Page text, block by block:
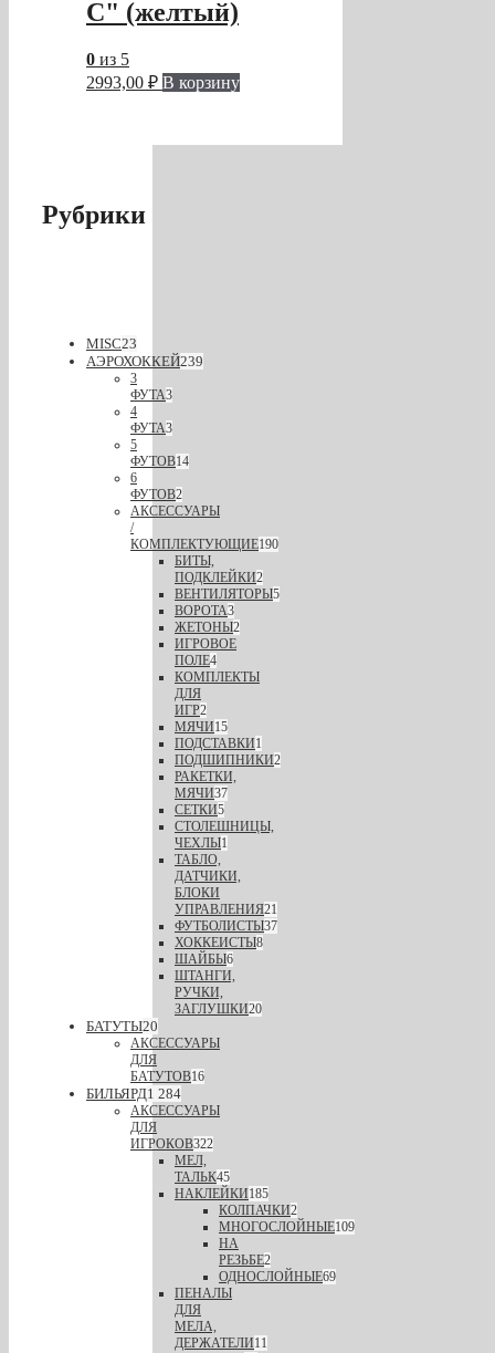
C" (желтый)
0 из 5
2993,00 ₽ В корзину
Рубрики
MISC23
АЭРОХОККЕЙ239
3
ФУТА3
4
ФУТА3
5
ФУТОВ14
6
ФУТОВ2
АКСЕССУАРЫ
/
КОМПЛЕКТУЮЩИЕ190
БИТЫ,
ПОДКЛЕЙКИ2
ВЕНТИЛЯТОРЫ5
ВОРОТА3
ЖЕТОНЫ2
ИГРОВОЕ
ПОЛЕ4
КОМПЛЕКТЫ
ДЛЯ
ИГР2
МЯЧИ15
ПОДСТАВКИ1
ПОДШИПНИКИ2
РАКЕТКИ,
МЯЧИ37
СЕТКИ5
СТОЛЕШНИЦЫ,
ЧЕХЛЫ1
ТАБЛО,
ДАТЧИКИ,
БЛОКИ
УПРАВЛЕНИЯ21
ФУТБОЛИСТЫ37
ХОККЕИСТЫ8
ШАЙБЫ6
ШТАНГИ,
РУЧКИ,
ЗАГЛУШКИ20
БАТУТЫ20
АКСЕССУАРЫ
ДЛЯ
БАТУТОВ16
БИЛЬЯРД1 284
АКСЕССУАРЫ
ДЛЯ
ИГРОКОВ322
МЕЛ,
ТАЛЬК45
НАКЛЕЙКИ185
КОЛПАЧКИ2
МНОГОСЛОЙНЫЕ109
НА
РЕЗЬБЕ2
ОДНОСЛОЙНЫЕ69
ПЕНАЛЫ
ДЛЯ
МЕЛА,
ДЕРЖАТЕЛИ11